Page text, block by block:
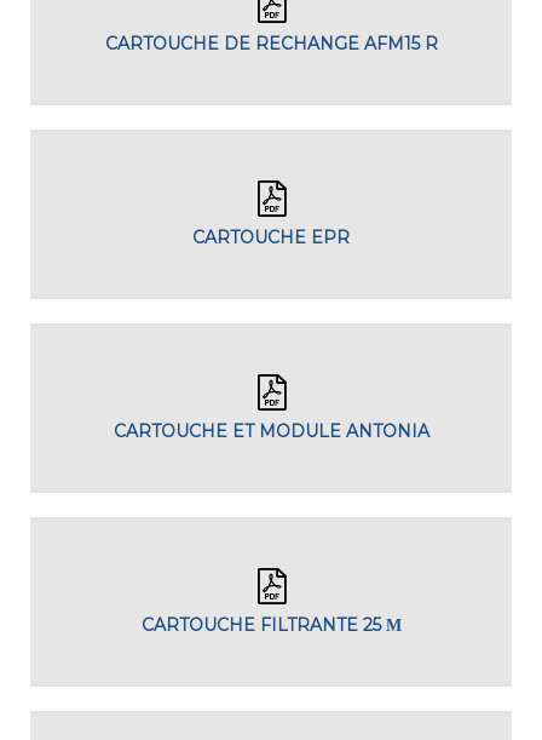
CARTOUCHE DE RECHANGE AFM15 R
CARTOUCHE EPR
CARTOUCHE ET MODULE ANTONIA
CARTOUCHE FILTRANTE 25 Μ